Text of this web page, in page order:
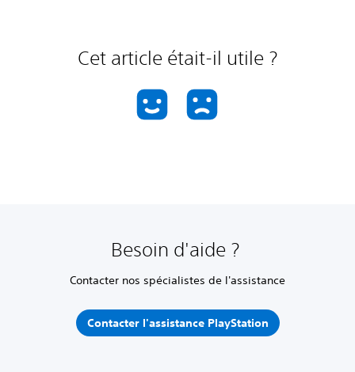
Cet article était-il utile ?
Besoin d'aide ?
Contacter nos spécialistes de l'assistance
Contacter l'assistance PlayStation